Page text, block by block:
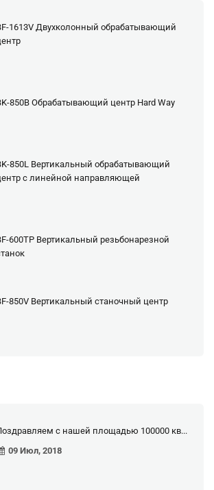
1613V Двухколонный обрабатывающий
850B Обрабатывающий центр Hard Way
850L Вертикальный обрабатывающий
с линейной направляющей
600TP Вертикальный резьбонарезной
850V Вертикальный станочный центр
с нашей площадью 100000 кв...
09 Июл, 2018